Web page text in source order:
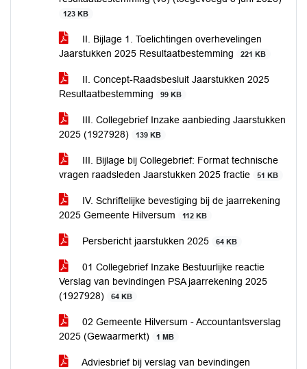
123 KB
II. Bijlage 1. Toelichtingen overhevelingen
Jaarstukken 2025 Resultaatbestemming
221 KB
II. Concept-Raadsbesluit Jaarstukken 2025
Resultaatbestemming
99 KB
III. Collegebrief Inzake aanbieding Jaarstukken
2025 (1927928)
139 KB
III. Bijlage bij Collegebrief: Format technische
vragen raadsleden Jaarstukken 2025 fractie
51 KB
IV. Schriftelijke bevestiging bij de jaarrekening
2025 Gemeente Hilversum
112 KB
Persbericht jaarstukken 2025 64 KB
01 Collegebrief Inzake Bestuurlijke reactie
Verslag van bevindingen PSA jaarrekening 2025
(1927928)
64 KB
02 Gemeente Hilversum - Accountantsverslag
2025 (Gewaarmerkt)
1 MB
Adviesbrief bij verslag van bevindingen